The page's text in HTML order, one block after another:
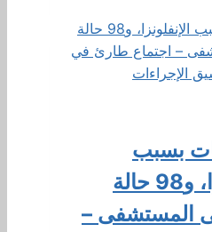
بسبب
الإنفلونزا، و98 حالة
المستشفى –